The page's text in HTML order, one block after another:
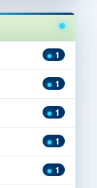
1
1
1
1
1